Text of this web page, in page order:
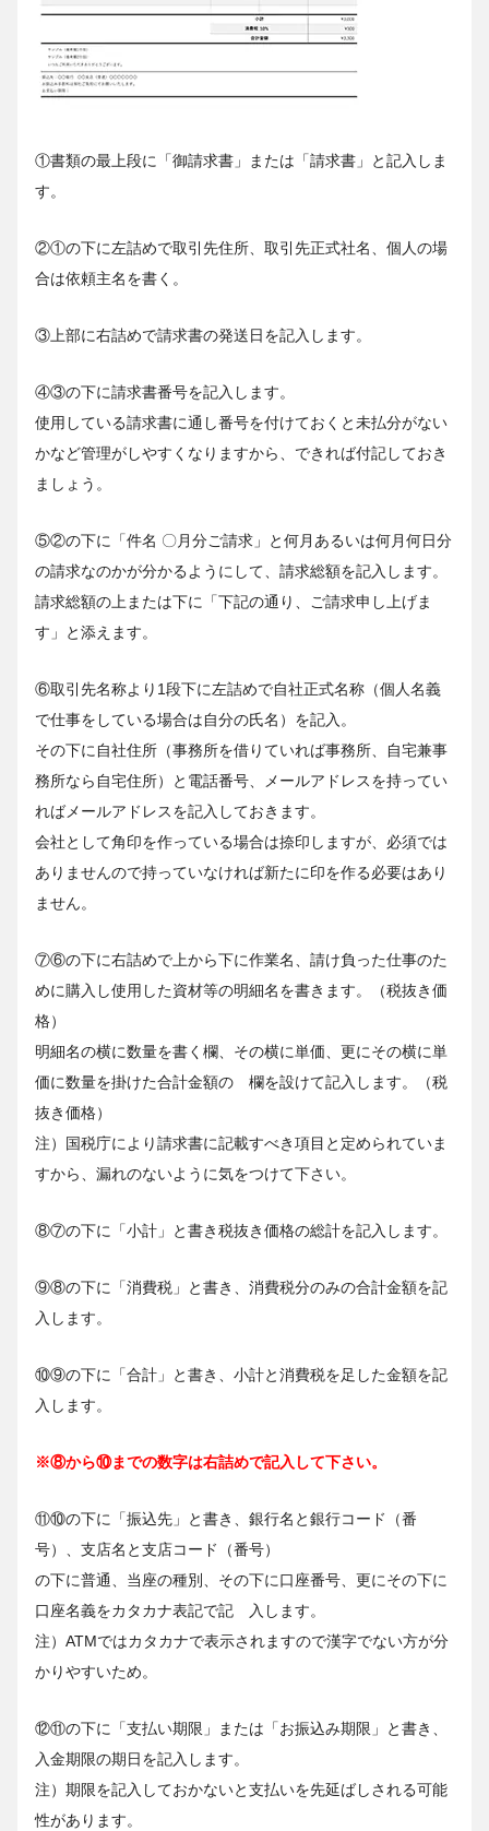
①書類の最上段に「御請求書」または「請求書」と記入しま
す。
②①の下に左詰めで取引先住所、取引先正式社名、個人の場
合は依頼主名を書く。
③上部に右詰めで請求書の発送日を記入します。
④③の下に請求書番号を記入します。
使用している請求書に通し番号を付けておくと未払分がない
かなど管理がしやすくなりますから、できれば付記しておき
ましょう。
⑤②の下に「件名 〇月分ご請求」と何月あるいは何月何日分
の請求なのかが分かるようにして、請求総額を記入します。
請求総額の上または下に「下記の通り、ご請求申し上げま
す」と添えます。
⑥取引先名称より1段下に左詰めで自社正式名称（個人名義
で仕事をしている場合は自分の氏名）を記入。
その下に自社住所（事務所を借りていれば事務所、自宅兼事
務所なら自宅住所）と電話番号、メールアドレスを持ってい
ればメールアドレスを記入しておきます。
会社として角印を作っている場合は捺印しますが、必須では
ありませんので持っていなければ新たに印を作る必要はあり
ません。
⑦⑥の下に右詰めで上から下に作業名、請け負った仕事のた
めに購入し使用した資材等の明細名を書きます。（税抜き価
格）
明細名の横に数量を書く欄、その横に単価、更にその横に単
価に数量を掛けた合計金額の 欄を設けて記入します。（税
抜き価格）
注）国税庁により請求書に記載すべき項目と定められていま
すから、漏れのないように気をつけて下さい。
⑧⑦の下に「小計」と書き税抜き価格の総計を記入します。
⑨⑧の下に「消費税」と書き、消費税分のみの合計金額を記
入します。
⑩⑨の下に「合計」と書き、小計と消費税を足した金額を記
入します。
※⑧から⑩までの数字は右詰めで記入して下さい。
⑪⑩の下に「振込先」と書き、銀行名と銀行コード（番
号）、支店名と支店コード（番号）
の下に普通、当座の種別、その下に口座番号、更にその下に
口座名義をカタカナ表記で記 入します。
注）ATMではカタカナで表示されますので漢字でない方が分
かりやすいため。
⑫⑪の下に「支払い期限」または「お振込み期限」と書き、
入金期限の期日を記入します。
注）期限を記入しておかないと支払いを先延ばしされる可能
性があります。